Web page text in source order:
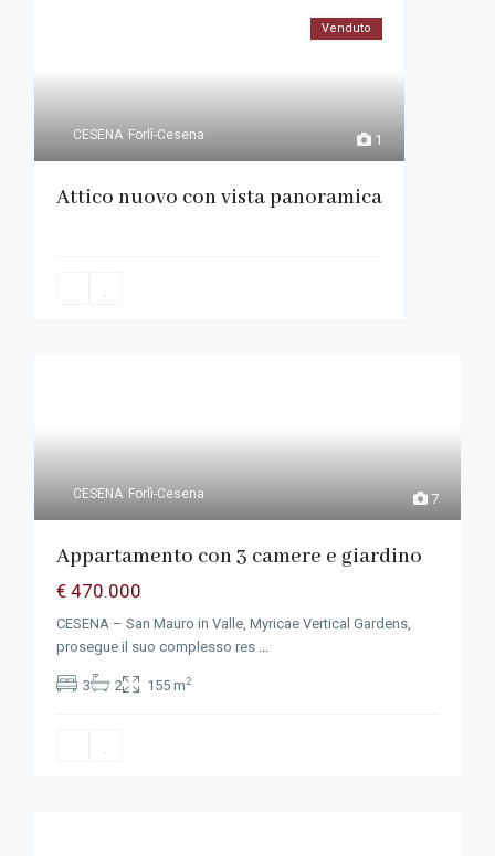
1
CESENA Forlì-Cesena
Venduto
Attico nuovo con vista panoramica
7
CESENA Forlì-Cesena
Appartamento con 3 camere e giardino
€ 470.000
CESENA – San Mauro in Valle, Myricae Vertical Gardens,
prosegue il suo complesso res
3 2 155 m2